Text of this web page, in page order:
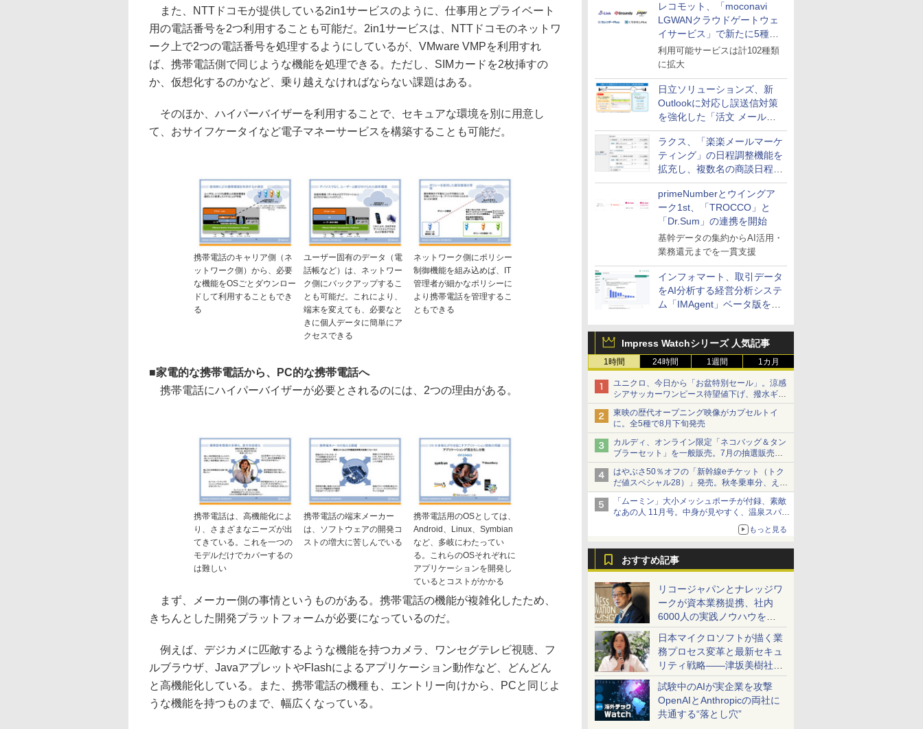
レコモット、「moconavi
LGWANクラウドゲートウェ
イサービス」で新たに5種類
のサービスと連携開始
利用可能サービスは計102種類
に拡大
日立ソリューションズ、新
Outlookに対応し誤送信対策
を強化した「活文 メール誤
送信防止アドインサービス」
を提供
ラクス、「楽楽メールマーケ
ティング」の日程調整機能を
拡充し、複数名の商談日程調
整を効率化
primeNumberとウイングア
ーク1st、「TROCCO」と
「Dr.Sum」の連携を開始
基幹データの集約からAI活用・
業務還元までを一貫支援
インフォマート、取引データ
をAI分析する経営分析システ
ム「IMAgent」ベータ版を提
Impress Watchシリーズ 人気記事
1時間 24時間 1週間 1カ月
ユニクロ、今日から「お盆特別セール」。涼感
シアサッカーワンピース待望値下げ、撥水ギア
ショーツは1990円に
東映の歴代オープニング映像がカプセルトイ
に。全5種で8月下旬発売
カルディ、オンライン限定「ネコバッグ＆タン
ブラーセット」を一般販売。7月の抽選販売の
当選無効分
はやぶさ50％オフの「新幹線eチケット（トク
だ値スペシャル28）」発売。秋冬乗車分、えき
ねっと限定
「ムーミン」大小メッシュポーチが付録、素敵
なあの人 11月号。中身が見やすく、温泉スパに
もっと見る
おすすめ記事
リコージャパンとナレッジワ
ークが資本業務提携、社内
6000人の実践ノウハウを生
かした「AI商談記録 for
RICOH」を展開へ
日本マイクロソフトが描く業
務プロセス変革と最新セキュ
リティ戦略――津坂美樹社長
が2027年度戦略を説明
試験中のAIが実企業を攻撃
OpenAIとAnthropicの両社に
共通する“落とし穴”
また、NTTドコモが提供している2in1サービスのように、仕事用とプライベート
用の電話番号を2つ利用することも可能だ。2in1サービスは、NTTドコモのネットワ
ーク上で2つの電話番号を処理するようにしているが、VMware VMPを利用すれ
ば、携帯電話側で同じような機能を処理できる。ただし、SIMカードを2枚挿すの
か、仮想化するのかなど、乗り越えなければならない課題はある。
そのほか、ハイパーバイザーを利用することで、セキュアな環境を別に用意し
て、おサイフケータイなど電子マネーサービスを構築することも可能だ。
携帯電話のキャリア側（ネ
ットワーク側）から、必要
な機能をOSごとダウンロー
ドして利用することもでき
る
ユーザー固有のデータ（電
話帳など）は、ネットワー
ク側にバックアップするこ
とも可能だ。これにより、
端末を変えても、必要なと
きに個人データに簡単にア
クセスできる
ネットワーク側にポリシー
制御機能を組み込めば、IT
管理者が細かなポリシーに
より携帯電話を管理するこ
ともできる
■家電的な携帯電話から、PC的な携帯電話へ
携帯電話にハイパーバイザーが必要とされるのには、2つの理由がある。
携帯電話は、高機能化によ
り、さまざまなニーズが出
てきている。これを一つの
モデルだけでカバーするの
は難しい
携帯電話の端末メーカー
は、ソフトウェアの開発コ
ストの増大に苦しんでいる
携帯電話用のOSとしては、
Android、Linux、Symbian
など、多岐にわたってい
る。これらのOSそれぞれに
アプリケーションを開発し
ているとコストがかかる
まず、メーカー側の事情というものがある。携帯電話の機能が複雑化したため、
きちんとした開発プラットフォームが必要になっているのだ。
例えば、デジカメに匹敵するような機能を持つカメラ、ワンセグテレビ視聴、フ
ルブラウザ、JavaアプレットやFlashによるアプリケーション動作など、どんどん
と高機能化している。また、携帯電話の機種も、エントリー向けから、PCと同じよ
うな機能を持つものまで、幅広くなっている。